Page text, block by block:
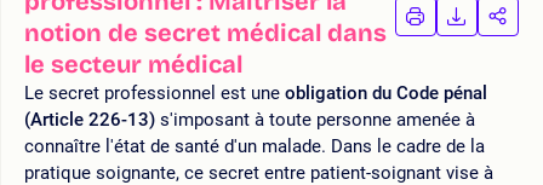
notion de secret médical dans
le secteur médical
IMPRIMER
LA
LA
Le secret professionnel est une obligation du Code pénal
(Article 226-13) s'imposant à toute personne amenée à
connaître l'état de santé d'un malade. Dans le cadre de la
pratique soignante, ce secret entre patient-soignant vise à